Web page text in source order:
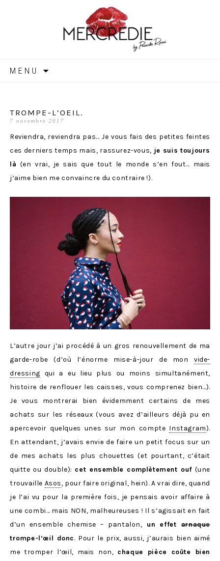
MERCREDIE
MENU
TROMPE-L’OEIL.
7 novembre 2017
Reviendra, reviendra pas… Je vous fais des petites feintes
ces derniers temps mais, rassurez-vous, je suis toujours
là (en vrai, je sais que tout le monde s’en fout… mais
j’aime bien me convaincre du contraire !).
L’autre jour j’ai procédé à un gros renouvellement de ma
garde-robe (d’où l’énorme mise-à-jour de mon vide-
dressing qui a eu lieu plus ou moins simultanément,
histoire de renflouer les caisses, vous comprenez bien…).
Je vous montrerai bien évidemment certains de mes
achats sur les réseaux (vous avez d’ailleurs déjà pu en
apercevoir quelques unes sur mon compte Instagram).
En attendant, j’avais envie de faire un petit focus sur un
de mes achats les plus chouettes (et pourtant, c’était
quitte ou double): cet ensemble complètement ouf(une
trouvaille Asos, pour faire original, hein). A vrai dire, quand
je l’ai vu pour la première fois, je pensais avoir affaire à
une combi… mais NON, malheureuses ! Il s’agissait en fait
d’un ensemble chemise – pantalon, un effetarnaque
trompe-l’œil donc. Pour le prix, aussi, j’aurais bien aimé
me tromper l’œil, mais non, chaque pièce coûte bien